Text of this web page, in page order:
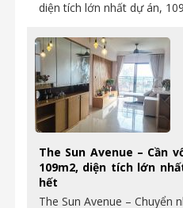
diện tích lớn nhất dự án,
The Sun Avenue – Cần
109m2, diện tích lớn
hết
The Sun Avenue – Chuyển